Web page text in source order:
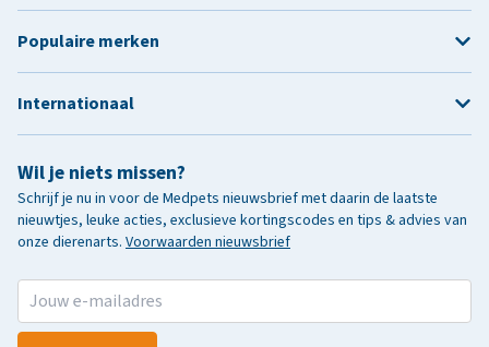
Wil je niets missen?
Schrijf je nu in voor de Medpets nieuwsbrief met daarin de laatste
nieuwtjes, leuke acties, exclusieve kortingscodes en tips & advies van
onze dierenarts. Voorwaarden nieuwsbrief
Populaire merken
Internationaal